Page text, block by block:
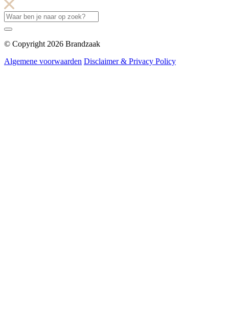
© Copyright 2026 Brandzaak
Algemene voorwaarden Disclaimer & Privacy Policy